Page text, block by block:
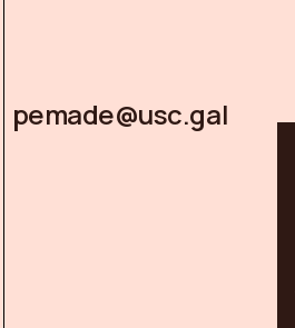
pemade@usc.gal